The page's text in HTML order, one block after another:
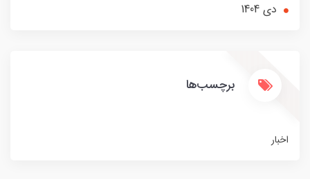
دی 1404
برچسب‌ها
اخبار